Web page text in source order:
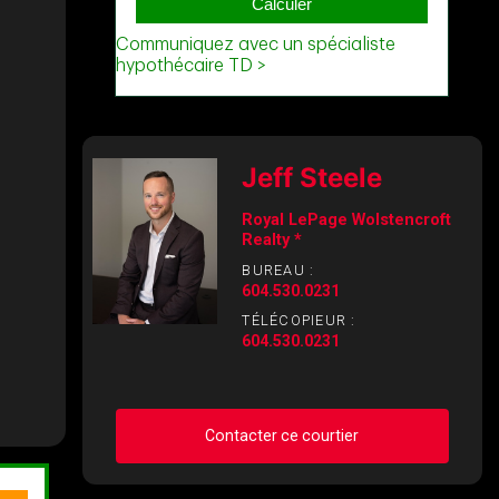
Jeff Steele
Royal LePage Wolstencroft
Realty *
BUREAU :
604.530.0231
TÉLÉCOPIEUR :
604.530.0231
Contacter ce courtier